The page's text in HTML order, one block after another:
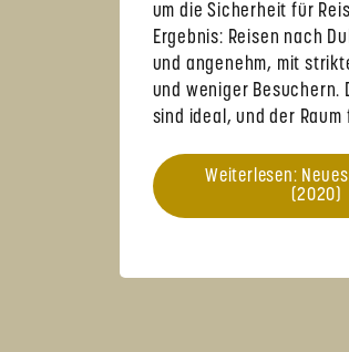
um die Sicherheit für
Ergebnis: Reisen nach
und angenehm, mit
und weniger Besuchern.
sind ideal, und der Raum
Weiterlesen:
(2020)